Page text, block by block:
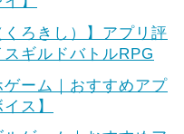
くろきし）】アプリ評
ギルドバトルRPG
ゲーム｜おすすめアプ
ス】